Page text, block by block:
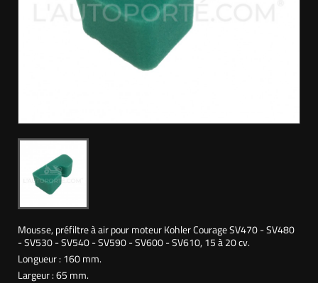
Mousse, préfiltre à air pour moteur Kohler Courage SV470 - SV480
- SV530 - SV540 - SV590 - SV600 - SV610, 15 à 20 cv.
Longueur : 160 mm.
Largeur : 65 mm.